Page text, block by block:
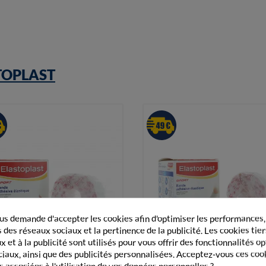
demande d'accepter les cookies afin d'optimiser les
réseaux sociaux et la pertinence de la publicité. Les cookies
et à la publicité sont utilisés pour vous offrir des fonctionnalités
ainsi que des publicités personnalisées. Acceptez-vous ces